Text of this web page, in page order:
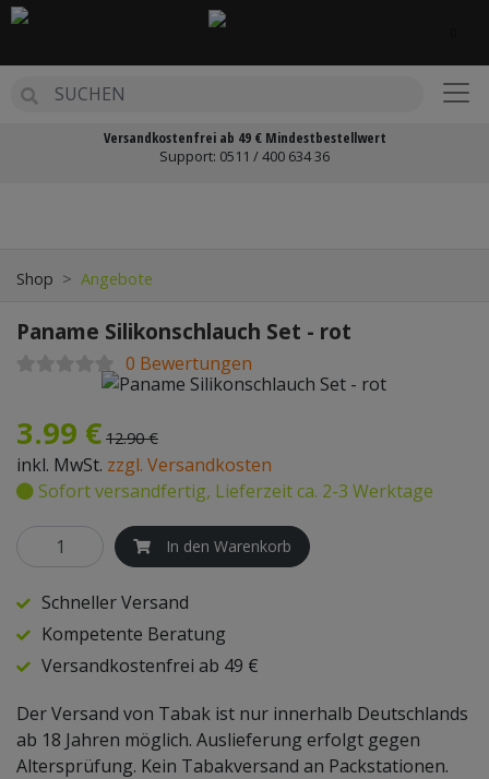
MR.EDS
AMY DELUXE
CRYSTALIA
ESCOBAR
MIG
PANAME
SKYNET
TRADI SHISHA
Versandkostenfrei ab 49 € Mindestbestellwert
Support: 0511 / 400 634 36
Shop Angebote
Paname Silikonschlauch Set - rot
0 Bewertungen
3.99 € 12.90 €
inkl. MwSt. zzgl. Versandkosten
Sofort versandfertig, Lieferzeit ca. 2-3 Werktage
In den Warenkorb
Schneller Versand
Kompetente Beratung
Versandkostenfrei ab 49 €
Der Versand von Tabak ist nur innerhalb Deutschlands
ab 18 Jahren möglich. Auslieferung erfolgt gegen
Altersprüfung. Kein Tabakversand an Packstationen.